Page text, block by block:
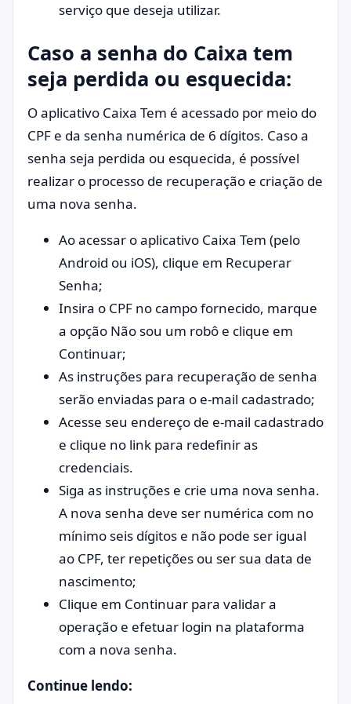
serviço que deseja utilizar.
Caso a senha do Caixa tem
seja perdida ou esquecida:
O aplicativo Caixa Tem é acessado por meio do
CPF e da senha numérica de 6 dígitos. Caso a
senha seja perdida ou esquecida, é possível
realizar o processo de recuperação e criação de
uma nova senha.
Ao acessar o aplicativo Caixa Tem (pelo
Android ou iOS), clique em Recuperar
Senha;
Insira o CPF no campo fornecido, marque
a opção Não sou um robô e clique em
Continuar;
As instruções para recuperação de senha
serão enviadas para o e-mail cadastrado;
Acesse seu endereço de e-mail cadastrado
e clique no link para redefinir as
credenciais.
Siga as instruções e crie uma nova senha.
A nova senha deve ser numérica com no
mínimo seis dígitos e não pode ser igual
ao CPF, ter repetições ou ser sua data de
nascimento;
Clique em Continuar para validar a
operação e efetuar login na plataforma
com a nova senha.
Continue lendo: